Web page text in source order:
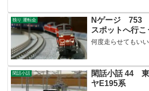
独り 運転会
Nゲージ 753
スポットへ行こ
何度走らせてもい
閑話小話
閑話小話 44
ヤE195系